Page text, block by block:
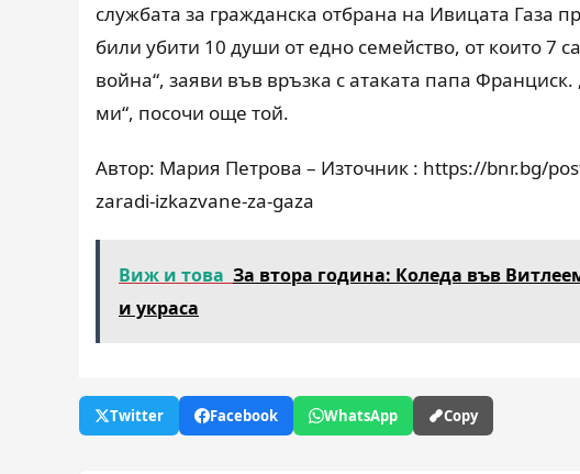
службата за гражданска отбрана на Ивицата Газа
били убити 10 души от едно семейство, от които 7
война“, заяви във връзка с атаката папа
ми“, посочи още той.
Автор: Мария Петрова – Източник : https://bnr.bg/
zaradi-izkazvane-za-gaza
Виж и това За втора година: Коледа във
и украса
Twitter Facebook WhatsApp Copy